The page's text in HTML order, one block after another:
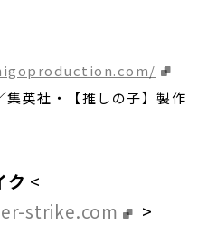
英社・【推しの子】製作
ク <
strike.com
>